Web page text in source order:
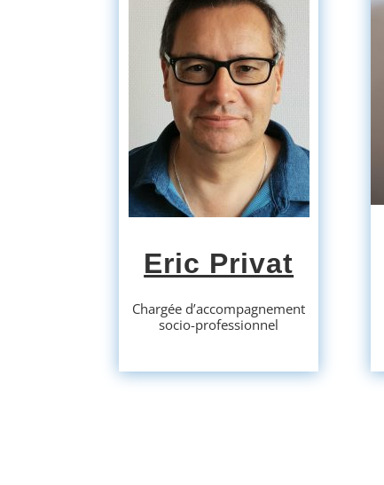
Eric Privat
Chargée d’accompagnement
socio-professionnel